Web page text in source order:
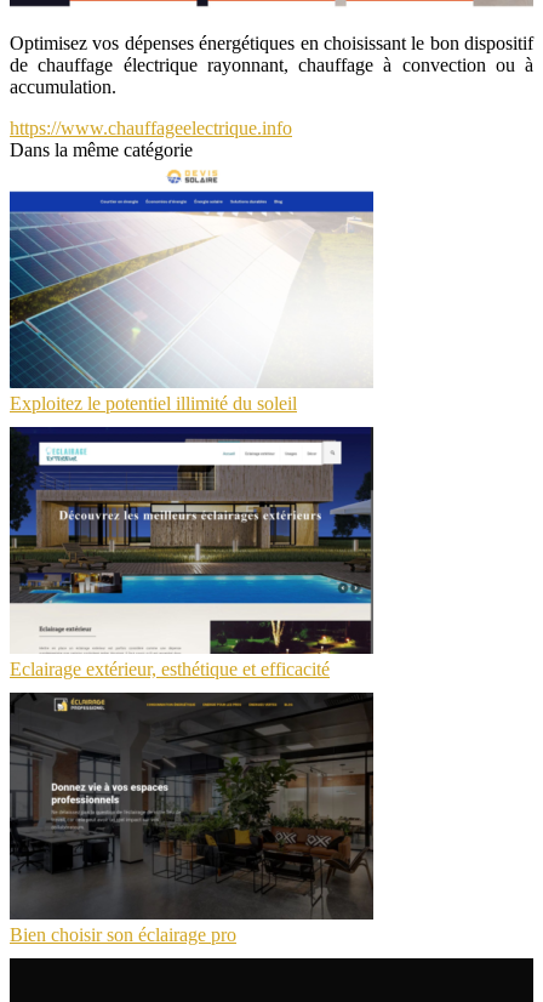
Optimisez vos dépenses énergétiques en choisissant le bon dispositif
de chauffage électrique rayonnant, chauffage à convection ou à
accumulation.
https://www.chauffageelectrique.info
Dans la même catégorie
Exploitez le potentiel illimité du soleil
Eclairage extérieur, esthétique et efficacité
Bien choisir son éclairage pro